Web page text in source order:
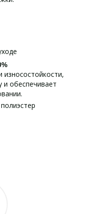
износостойкости,
обеспечивает